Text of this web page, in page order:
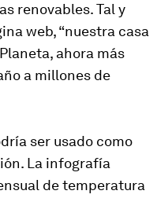
renovables. Tal y
web, “nuestra casa
ahora más
a millones de
ser usado como
La infografía
de temperatura